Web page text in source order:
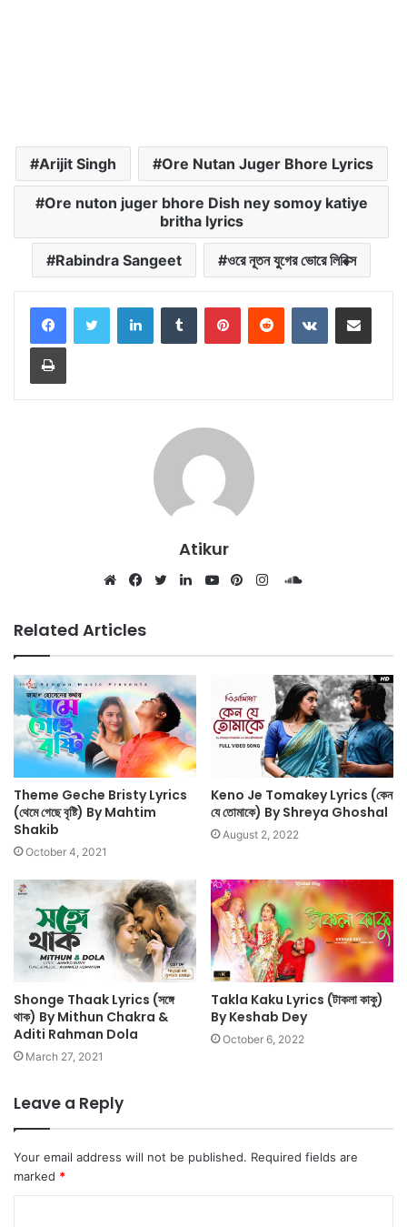
Arijit Singh Ore Nutan Juger Bhore Lyrics
Ore nuton juger bhore Dish ney somoy katiye
britha lyrics
Rabindra Sangeet ওরে নূতন যুগের ভোরে লিরিক্স
LinkedInTumblr PinterestReddit VKontakteShare via Email
Print
Atikur
SoundCloud
Related Articles
Theme Geche Bristy Lyrics
(থেমে গেছে বৃষ্টি) By Mahtim
Shakib
October 4, 2021
Keno Je Tomakey Lyrics (কেন
যে তোমাকে) By Shreya Ghoshal
August 2, 2022
Shonge Thaak Lyrics (সঙ্গে
থাক) By Mithun Chakra &
Aditi Rahman Dola
March 27, 2021
Takla Kaku Lyrics (টাকলা কাকু)
By Keshab Dey
October 6, 2022
Leave a Reply
Your email address will not be published. Required fields are
marked *